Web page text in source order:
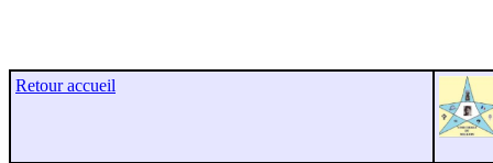
Retour accueil